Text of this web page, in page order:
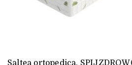
Saltea ortopedica,